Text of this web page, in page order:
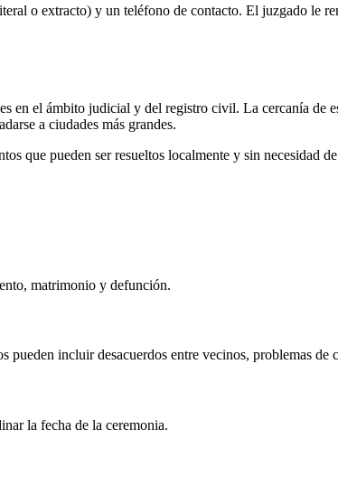
o extracto) y un teléfono de contacto. El juzgado le
en el ámbito judicial y del registro civil. La cercanía de
a ciudades más grandes.
que pueden ser resueltos localmente y sin necesidad
matrimonio y defunción.
incluir desacuerdos entre vecinos, problemas de
la fecha de la ceremonia.